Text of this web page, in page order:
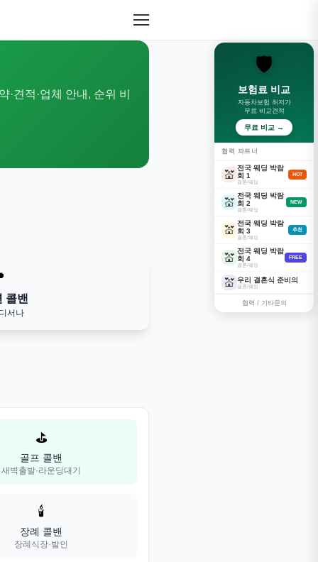
견적·업체 안내, 순위 비
콜밴
서나
⛳
골프 콜밴
새벽출발·라운딩대기
🕯️
장례 콜밴
장례식장·발인
🛡️
보험료 비교
자동차보험 최저가
무료 비교견적
무료 비교 →
협력 파트너
💒
전국 웨딩 박람
회 1
결혼/웨딩
HOT
💒
전국 웨딩 박람
회 2
결혼/웨딩
NEW
💒
전국 웨딩 박람
회 3
결혼/웨딩
추천
💒
전국 웨딩 박람
회 4
결혼/웨딩
FREE
💒 우리 결혼식 준비의
결혼/웨딩
협력 / 기타문의